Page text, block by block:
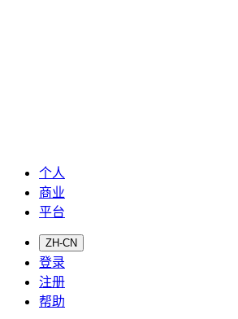
个人
商业
平台
ZH-CN
登录
注册
帮助